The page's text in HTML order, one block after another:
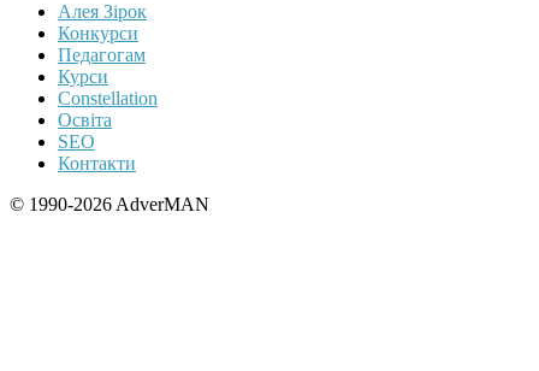
Алея Зірок
Конкурси
Педагогам
Курси
Constellation
Освіта
SEO
Контакти
© 1990-2026 AdverMAN